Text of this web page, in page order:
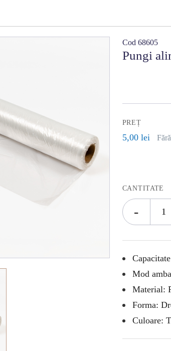
Cod 68605
Pungi
PREȚ
5,00 lei
CANTITATE
-
Mod
Material:
Forma:
Culoare: